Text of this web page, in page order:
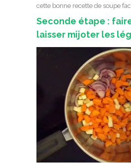
cette bonne recette de soupe
Seconde étape :
laisser mijoter les